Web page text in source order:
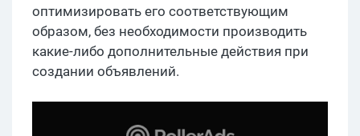
оптимизировать его соответствующим
образом, без необходимости производить
какие-либо дополнительные действия при
создании объявлений.